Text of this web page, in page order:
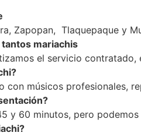
Zapopan, Tlaquepaque y
mariachis
el servicio contratado,
con músicos profesionales,
y 60 minutos, pero